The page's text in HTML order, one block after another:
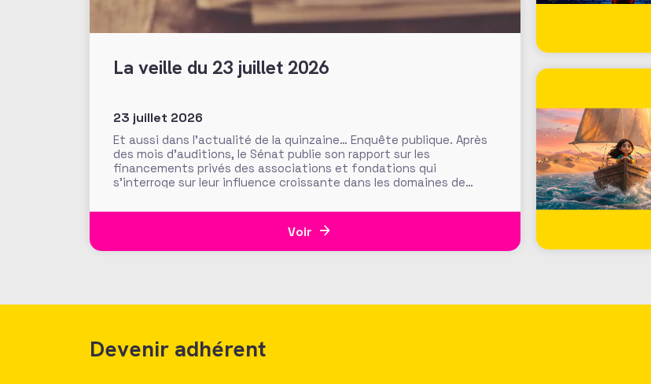
La veille du 23 juillet 2026
23 juillet 2026
Et aussi dans l’actualité de la quinzaine… Enquête publique. Après
des mois d’auditions, le Sénat publie son rapport sur les
financements privés des associations et fondations qui
s’interroge sur leur influence croissante dans les domaines de
abritées, prévention des conflits d’intérêt et définition
Voir
Devenir adhérent